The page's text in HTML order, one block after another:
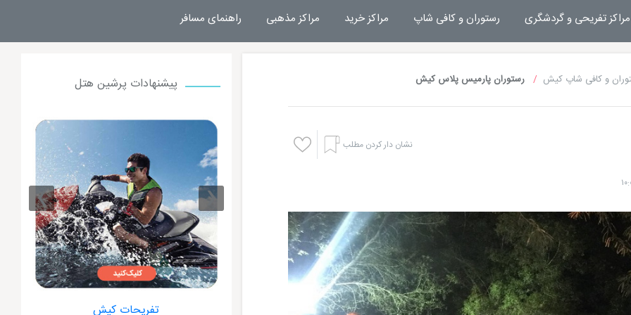
مراکز تفریحی و گردشگری رستوران و کافی شاپ مراکز خرید مراکز مذهبی راهنمای مسافر
و کافی شاپ کیش رستوران پارمیس پلاس کیش
نشان دار کردن مطلب
پیشنهادات پرشین هتل
هتل های کیش تفریحات کیش هتل داریوش کیش
‹
›